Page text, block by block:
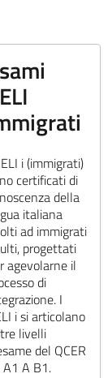
i (immigrati)
certificati di
della
italiana
ad immigrati
progettati
agevolarne il
di
I
i si articolano
livelli
del QCER
A1 A B1.